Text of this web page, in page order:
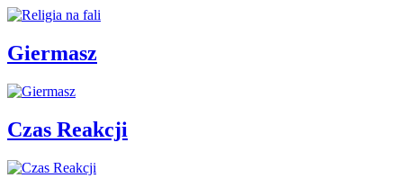
Giermasz
Czas Reakcji